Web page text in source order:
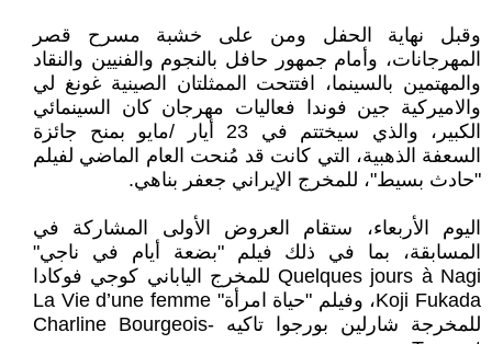
وقبل نهاية الحفل ومن على خشبة مسرح قصر
المهرجانات، وأمام جمهور حافل بالنجوم والفنيين والنقاد
والمهتمين بالسينما، افتتحت الممثلتان الصينية غونغ لي
والاميركية جين فوندا فعاليات مهرجان كان السينمائي
الكبير، والذي سيختتم في 23 أيار /مايو بمنح جائزة
السعفة الذهبية، التي كانت قد مُنحت العام الماضي لفيلم
"حادث بسيط"، للمخرج الإيراني جعفر بناهي.
اليوم الأربعاء، ستقام العروض الأولى المشاركة في
المسابقة، بما في ذلك فيلم "بضعة أيام في ناجي"
Quelques jours à Nagi للمخرج الياباني كوجي فوكادا
Koji Fukada، وفيلم "حياة امرأة" La Vie d’une femme
للمخرجة شارلين بورجوا تاكيه Charline Bourgeois-